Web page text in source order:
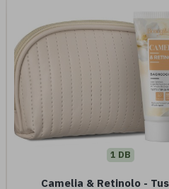
1 DB
Camelia & Retinolo -